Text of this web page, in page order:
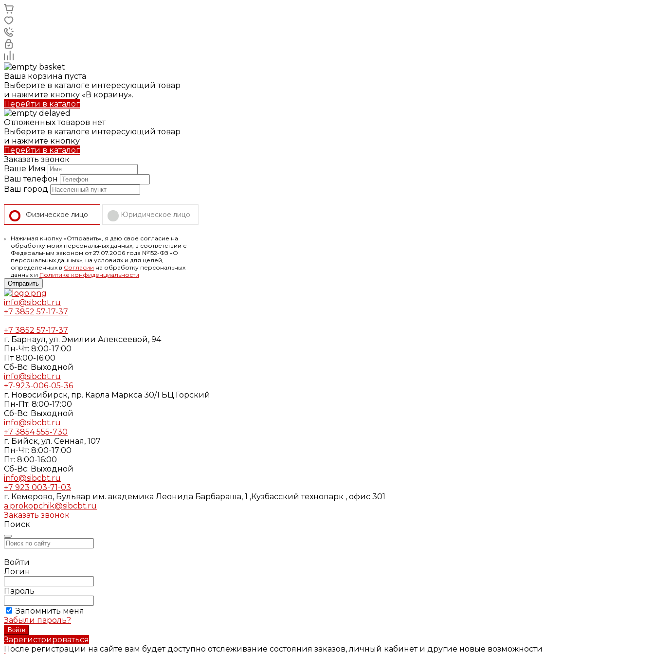
Ваша корзина пуста
Выберите в каталоге интересующий товар
и нажмите кнопку «В корзину».
Перейти в каталог
Отложенных товаров нет
Выберите в каталоге интересующий товар
и нажмите кнопку
Перейти в каталог
Заказать звонок
Ваше Имя
Ваш телефон
Ваш город
Физическое лицо Юридическое лицо
Нажимая кнопку «Отправить», я даю свое согласие на
обработку моих персональных данных, в соответствии с
Федеральным законом от 27.07.2006 года №152-ФЗ «О
персональных данных», на условиях и для целей,
определенных в Согласии на обработку персональных
данных и Политике конфиденциальности
Отправить
info@sibcbt.ru
+7 3852 57-17-37
+7 3852 57-17-37
г. Барнаул, ул. Эмилии Алексеевой, 94
Пн-Чт: 8:00-17:00
Пт 8:00-16:00
Cб-Вс: Выходной
info@sibcbt.ru
+7-923-006-05-36
г. Новосибирск, пр. Карла Маркса 30/1 БЦ Горский
Пн-Пт: 8:00-17:00
Cб-Вс: Выходной
info@sibcbt.ru
+7 3854 555-730
г. Бийск, ул. Сенная, 107
Пн-Чт: 8:00-17:00
Пт: 8:00-16:00
Cб-Вс: Выходной
info@sibcbt.ru
+7 923 003-71-03
г. Кемерово, Бульвар им. академика Леонида Барбараша, 1 ,Кузбасский технопарк , офис 301
a.prokopchik@sibcbt.ru
Заказать звонок
Поиск
Войти
Логин
Пароль
Запомнить меня
Забыли пароль?
Зарегистрироваться
После регистрации на сайте вам будет доступно отслеживание состояния заказов, личный кабинет и другие новые возможности